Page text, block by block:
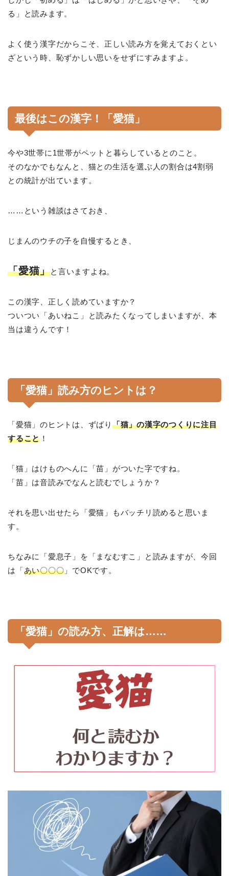
る」と読みます。
よく使う漢字だからこそ、正しい読み方を覚えておくとい
ざという時、恥ずかしい思いをせずにすみますよ。
最後はこの漢字！「愛猫」
今や3世帯に1世帯がペットと暮らしているとのこと。
そのなかでもなんと、猫との生活を選ぶ人の割合は4割弱
との統計が出ています。
……という雑談はさておき、
じまんのウチの子を自慢するとき、
「愛猫」と言いますよね。
この漢字、正しく読めていますか？
ついつい「あいねこ」と読みたくなってしまいますが、本
当は違うんです！
「愛猫」読み方のヒントは？
「愛猫」のヒントは、ずばり 「猫」の漢字のつくりに注目
すること ！
「猫」はけものへんに「苗」がついた字ですね。
「苗」は音読みでなんと読むでしょうか？
それを思い出せたら「愛猫」もバッチリ読めると思いま
す。
ちなみに「愛息子」を「まなむすこ」と読みますが、今回
は「あい〇〇〇 」でOKです。
「愛猫」の読み方、正解は……